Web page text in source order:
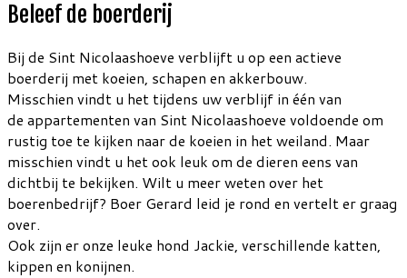
Beleef de boerderij
Bij de Sint Nicolaashoeve verblijft u op een actieve
boerderij met koeien, schapen en akkerbouw.
Misschien vindt u het tijdens uw verblijf in één van
de appartementen van Sint Nicolaashoeve voldoende om
rustig toe te kijken naar de koeien in het weiland. Maar
misschien vindt u het ook leuk om de dieren eens van
dichtbij te bekijken. Wilt u meer weten over het
boerenbedrijf? Boer Gerard leid je rond en vertelt er graag
over.
Ook zijn er onze leuke hond Jackie, verschillende katten,
kippen en konijnen.